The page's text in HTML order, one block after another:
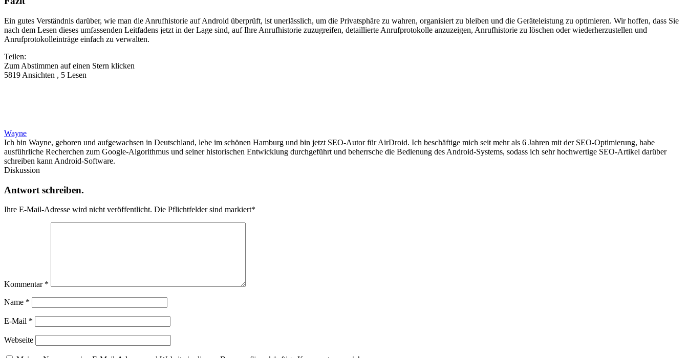
Ein gutes Verständnis darüber, wie man die Anrufhistorie auf Android überprüft, ist unerlässlich, um die Privatsphäre zu wahren, organisiert zu bleiben und die Geräteleistung zu optimieren. Wir hoffen, dass Sie
nach dem Lesen dieses umfassenden Leitfadens jetzt in der Lage sind, auf Ihre Anrufhistorie zuzugreifen, detaillierte Anrufprotokolle anzuzeigen, Anrufhistorie zu löschen oder wiederherzustellen und
Anrufprotokolleinträge einfach zu verwalten.
Teilen:
Zum Abstimmen auf einen Stern klicken
5819 Ansichten , 5 Lesen
Wayne
Ich bin Wayne, geboren und aufgewachsen in Deutschland, lebe im schönen Hamburg und bin jetzt SEO-Autor für AirDroid. Ich beschäftige mich seit mehr als 6 Jahren mit der SEO-Optimierung, habe
ausführliche Recherchen zum Google-Algorithmus und seiner historischen Entwicklung durchgeführt und beherrsche die Bedienung des Android-Systems, sodass ich sehr hochwertige SEO-Artikel darüber
schreiben kann Android-Software.
Diskussion
Antwort schreiben.
Ihre E-Mail-Adresse wird nicht veröffentlicht. Die Pflichtfelder sind markiert*
Kommentar *
Name *
E-Mail *
Webseite